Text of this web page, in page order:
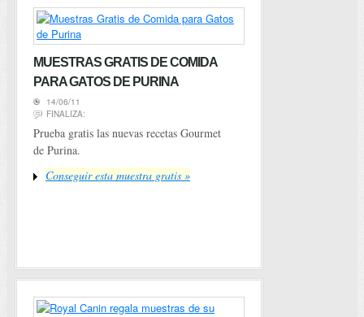
MUESTRAS GRATIS DE COMIDA
PARA GATOS DE PURINA
14/06/11
FINALIZA:
Prueba gratis las nuevas recetas Gourmet
de Purina.
Conseguir esta muestra gratis »